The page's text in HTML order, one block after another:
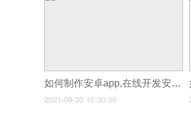
如何制作安卓app,在线开发安卓app
2021-09-30 10:30:00